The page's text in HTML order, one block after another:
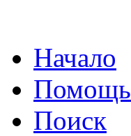
Начало
Помощь
Поиск